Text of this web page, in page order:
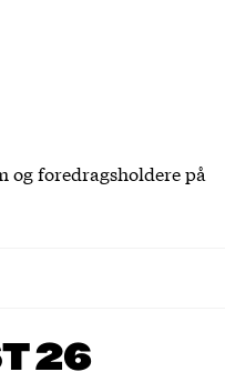
og foredragsholdere på
26